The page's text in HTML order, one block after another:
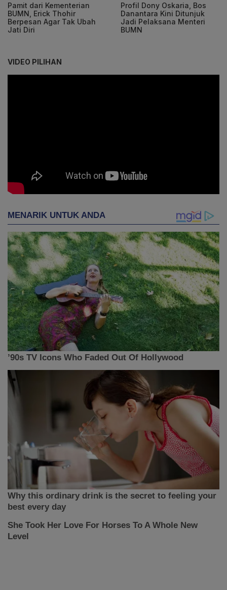
Pamit dari Kementerian
BUMN, Erick Thohir
Berpesan Agar Tak Ubah
Jati Diri
Profil Dony Oskaria, Bos
Danantara Kini Ditunjuk
Jadi Pelaksana Menteri
BUMN
VIDEO PILIHAN